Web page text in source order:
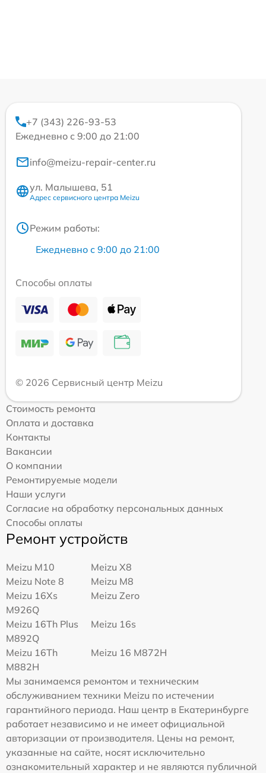
+7 (343) 226-93-53
Ежедневно с 9:00 до 21:00
info@meizu-repair-center.ru
ул. Малышева, 51
Адрес сервисного центра Meizu
Режим работы:
Ежедневно с 9:00 до 21:00
Способы оплаты
© 2026 Сервисный центр Meizu
Стоимость ремонта
Оплата и доставка
Контакты
Вакансии
О компании
Ремонтируемые модели
Наши услуги
Согласие на обработку персональных данных
Способы оплаты
Ремонт устройств
Meizu M10
Meizu X8
Meizu Note 8
Meizu M8
Meizu 16Xs
M926Q
Meizu Zero
Meizu 16Th Plus
M892Q
Meizu 16s
Meizu 16Th
M882H
Meizu 16 M872H
Мы занимаемся ремонтом и техническим
обслуживанием техники Meizu по истечении
гарантийного периода. Наш центр в Екатеринбурге
работает независимо и не имеет официальной
авторизации от производителя. Цены на ремонт,
указанные на сайте, носят исключительно
ознакомительный характер и не являются публичной